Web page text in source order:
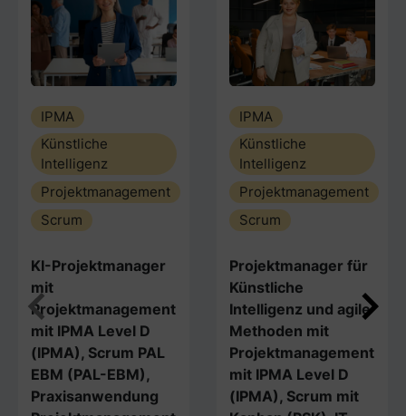
IPMA
Künstliche
Intelligenz
Projektmanagement
Scrum
KI-Projektmanager
mit
Projektmanagement
mit IPMA Level D
(IPMA), Scrum PAL
EBM (PAL-EBM),
Praxisanwendung
IPMA
Künstliche
Intelligenz
Projektmanagement
Scrum
Projektmanager für
Künstliche
Intelligenz und agile
Methoden mit
Projektmanagement
mit IPMA Level D
(IPMA), Scrum mit